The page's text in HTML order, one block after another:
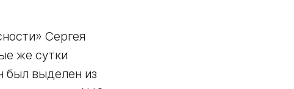
Сергея
же сутки
был выделен из